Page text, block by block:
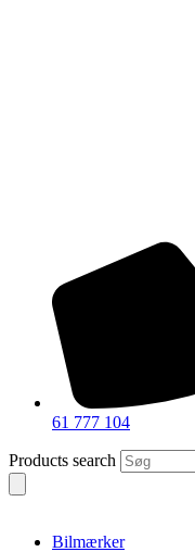
61 777 104
Products search
Bilmærker